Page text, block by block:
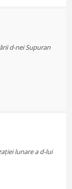
d-nei Supuran
lunare a d-lui